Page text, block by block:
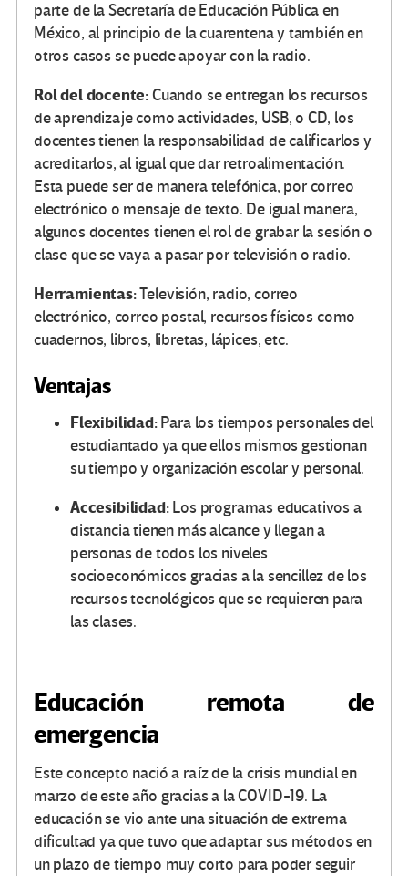
parte de la Secretaría de Educación Pública en
México, al principio de la cuarentena y también en
otros casos se puede apoyar con la radio.
Rol del docente:Cuando se entregan los recursos
de aprendizaje como actividades, USB, o CD, los
docentes tienen la responsabilidad de calificarlos y
acreditarlos, al igual que dar retroalimentación.
Esta puede ser de manera telefónica, por correo
electrónico o mensaje de texto. De igual manera,
algunos docentes tienen el rol de grabar la sesión o
clase que se vaya a pasar por televisión o radio.
Herramientas:Televisión, radio, correo
electrónico, correo postal, recursos físicos como
cuadernos, libros, libretas, lápices, etc.
Ventajas
Flexibilidad:Para los tiempos personales del
estudiantado ya que ellos mismos gestionan
su tiempo y organización escolar y personal.
Accesibilidad:Los programas educativos a
distancia tienen más alcance y llegan a
personas de todos los niveles
socioeconómicos gracias a la sencillez de los
recursos tecnológicos que se requieren para
las clases.
Educación remota de
emergencia
Este concepto nació a raíz de la crisis mundial en
marzo de este año gracias a la COVID-19. La
educación se vio ante una situación de extrema
dificultad ya que tuvo que adaptar sus métodos en
un plazo de tiempo muy corto para poder seguir